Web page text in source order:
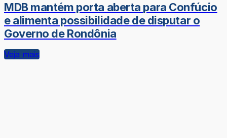
MDB mantém porta aberta para Confúcio
e alimenta possibilidade de disputar o
Governo de Rondônia
Veja mais